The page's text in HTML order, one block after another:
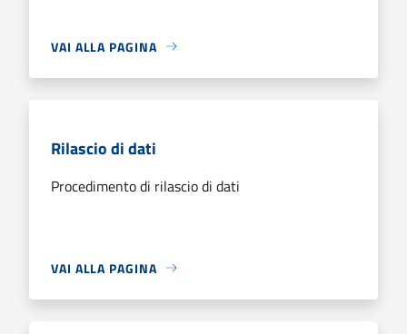
VAI ALLA PAGINA
Rilascio di dati
Procedimento di rilascio di dati
VAI ALLA PAGINA